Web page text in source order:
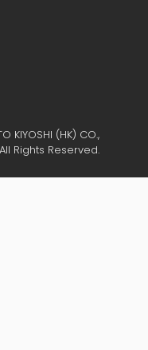
KIYOSHI (HK) CO.,
All Rights Reserved.